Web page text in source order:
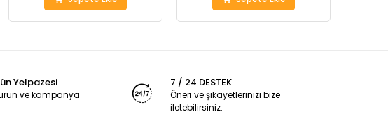
Yelpazesi
ve kampanya
7 / 24 DESTEK
Öneri ve şikayetlerinizi bize
iletebilirsiniz.